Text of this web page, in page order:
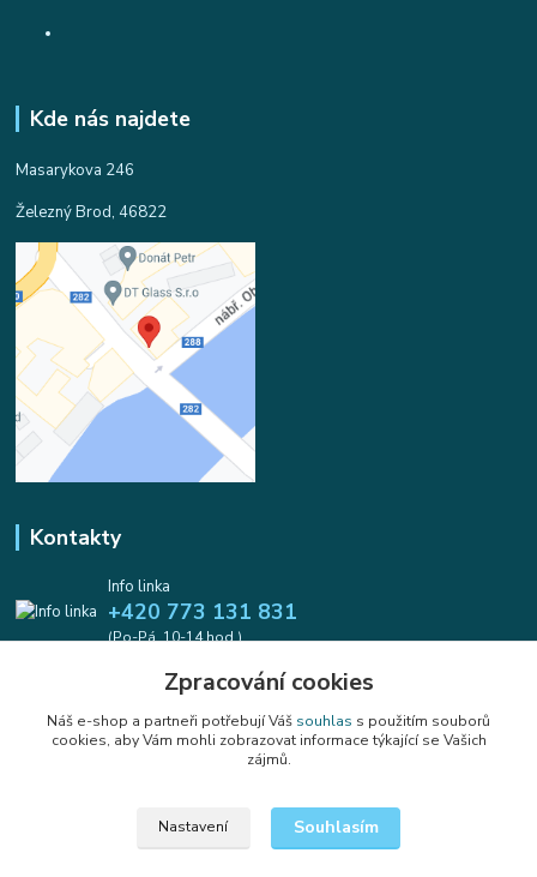
Kde nás najdete
Masarykova 246
Železný Brod, 46822
Kontakty
Info linka
+420 773 131 831
(Po-Pá, 10-14 hod.)
info@koralkomat.cz
Upravit sběr cookies.
Zpracování cookies
Náš e-shop a partneři potřebují Váš souhlas s použitím souborů
cookies, aby Vám mohli zobrazovat informace týkající se Vašich
zájmů.
Nastavení Souhlasím